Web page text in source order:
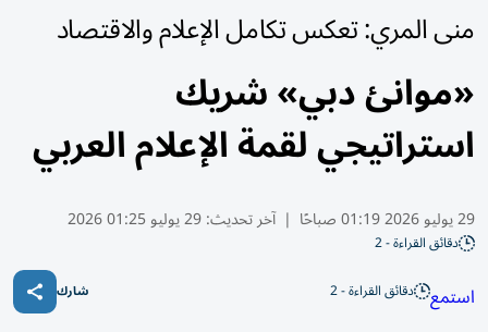
منى المري: تعكس تكامل الإعلام والاقتصاد
«موانئ دبي» شريك
استراتيجي لقمة الإعلام العربي
29 يوليو 2026 01:19 صباحًا | آخر تحديث:29 يوليو 01:25 2026
دقائق القراءة - 2
استمع دقائق القراءة - 2 شارك